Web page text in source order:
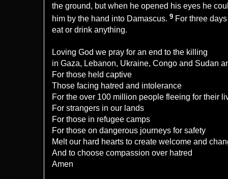
the ground, but when he opened his eyes he
him by the hand into Damascus. 9 For three
eat or drink anything.
Loving God we pray for an end to the killing
in Gaza, Lebanon, Ukraine, Congo and Sudan
For those held captive
Those facing hatred and intolerance
For the over 100 million people fleeing for their
For strangers in our lands
For those in refugee camps
For those on dangerous journeys for safety
Melt our hard hearts to create welcome and
And to choose compassion over hatred
Amen